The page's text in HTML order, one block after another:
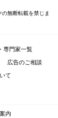
無断転載を禁じま
専門家一覧
広告のご相談
て
内